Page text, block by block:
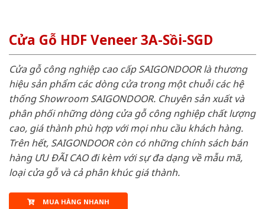
Cửa Gỗ HDF Veneer 3A-Sồi-SGD
Cửa gỗ công nghiệp cao cấp SAIGONDOOR là thương
hiệu sản phẩm các dòng cửa trong một chuỗi các hệ
thống Showroom SAIGONDOOR. Chuyên sản xuất và
phân phối những dòng cửa gỗ công nghiệp chất lượng
cao, giá thành phù hợp với mọi nhu cầu khách hàng.
Trên hết, SAIGONDOOR còn có những chính sách bán
hàng ƯU ĐÃI CAO đi kèm với sự đa dạng về mẫu mã,
loại cửa gỗ và cả phân khúc giá thành.
MUA HÀNG NHANH